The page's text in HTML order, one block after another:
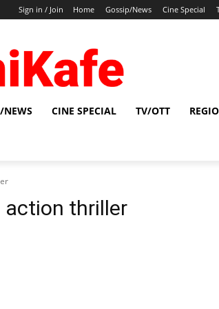
Sign in / Join Home Gossip/News Cine Special
NEWS CINE SPECIAL TV/OTT
action thriller